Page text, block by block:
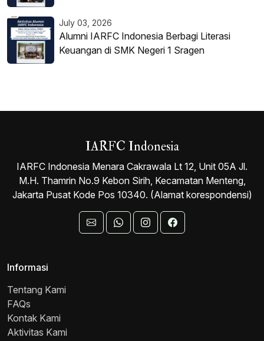
Investment Sekuritas Indonesia
July 03, 2026
Alumni IARFC Indonesia Berbagi Literasi
Keuangan di SMK Negeri 1 Sragen
IARFC Indonesia
IARFC Indonesia Menara Cakrawala Lt 12, Unit 05A Jl.
M.H. Thamrin No.9 Kebon Sirih, Kecamatan Menteng,
Jakarta Pusat Kode Pos 10340. (Alamat korespondensi)
Informasi
Tentang Kami
FAQs
Kontak Kami
Aktivitas Kami